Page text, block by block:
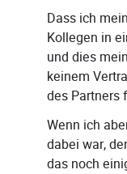
Dass ich
Kollegen in
und dies
keinem
des Partners
Wenn ich
dabei war,
das noch